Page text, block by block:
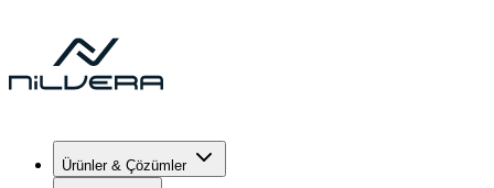
Ürünler & Çözümler